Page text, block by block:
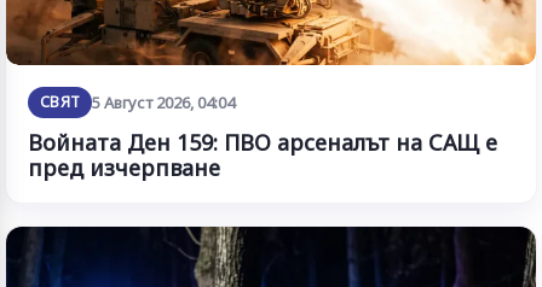
СВЯТ 5 Август 2026, 04:04
Войната Ден 159: ПВО арсеналът на САЩ е
пред изчерпване